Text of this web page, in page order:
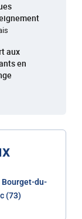
aux
en
Bourget-du-
(73)